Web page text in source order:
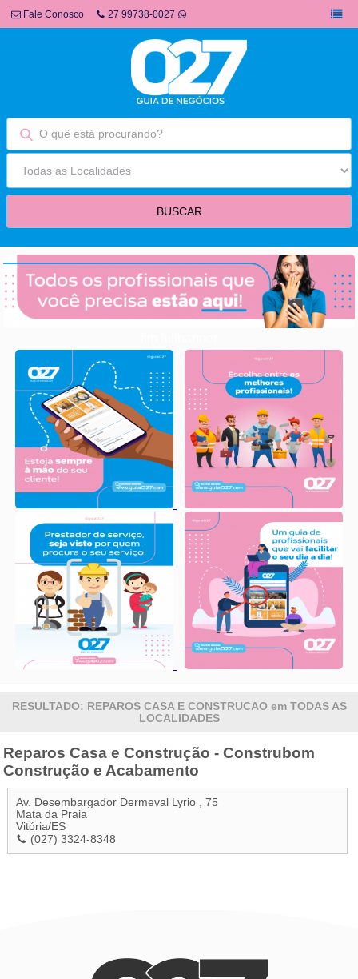
Fale Conosco 27 99738-0027
RESULTADO: REPAROS CASA E CONSTRUCAO em TODAS AS
LOCALIDADES
Reparos Casa e Construção - Construbom
Construção e Acabamento
Av. Desembargador Dermeval Lyrio , 75
Mata da Praia
Vitória/ES
(027) 3324-8348